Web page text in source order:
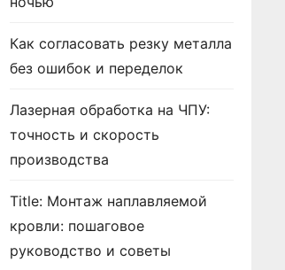
Как согласовать резку металла
без ошибок и переделок
Лазерная обработка на ЧПУ:
точность и скорость
производства
Title: Монтаж наплавляемой
кровли: пошаговое
руководство и советы